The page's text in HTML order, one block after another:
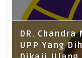
DR. Chandra
UPP Yang